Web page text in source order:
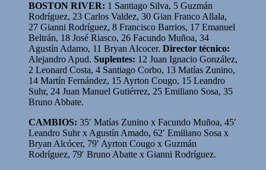
BOSTON RIVER: 1 Santiago Silva, 5 Guzmán
Rodríguez, 23 Carlos Valdez, 30 Gian Franco Allala,
27 Gianni Rodríguez, 8 Francisco Barrios, 17 Emanuel
Beltrán, 18 José Riasco, 26 Facundo Muñoa, 34
Agustín Adamo, 11 Bryan Alcocer. Director técnico:
Alejandro Apud. Suplentes: 12 Juan Ignacio González,
2 Leonard Costa, 4 Santiago Corbo, 13 Matías Zunino,
14 Martín Fernández, 15 Ayrton Cougo, 15 Leandro
Suhr, 24 Juan Manuel Gutiérrez, 25 Emiliano Sosa, 35
Bruno Abbate.
CAMBIOS: 35′ Matías Zunino x Facundo Muñoa, 45′
Leandro Suhr x Agustín Amado, 62′ Emiliano Sosa x
Bryan Alcócer, 79′ Ayrton Cougo x Guzmán
Rodríguez, 79′ Bruno Abatte x Gianni Rodríguez.